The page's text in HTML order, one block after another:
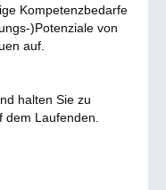
Kompetenzbedarfe
)Potenziale von
auf.
halten Sie zu
Laufenden.